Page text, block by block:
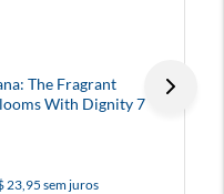
The Fragrant
With Dignity 7
23,95 sem juros